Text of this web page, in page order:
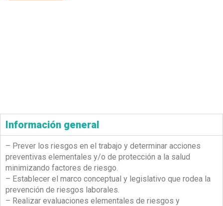
Información general
– Prever los riesgos en el trabajo y determinar acciones
preventivas elementales y/o de protección a la salud
minimizando factores de riesgo.
– Establecer el marco conceptual y legislativo que rodea la
prevención de riesgos laborales.
– Realizar evaluaciones elementales de riesgos y